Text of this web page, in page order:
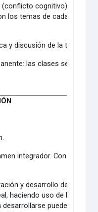
cognitivo) y
los temas de cada clase
y discusión de la teoría en
las clases serán
integrador. Con una
y desarrollo de un
haciendo uso de los
desarrollarse puede ser de